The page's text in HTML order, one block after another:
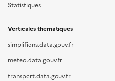
Statistiques
Verticales thématiques
simplifions.data.gouv.fr
meteo.data.gouv.fr
transport.data.gouv.fr